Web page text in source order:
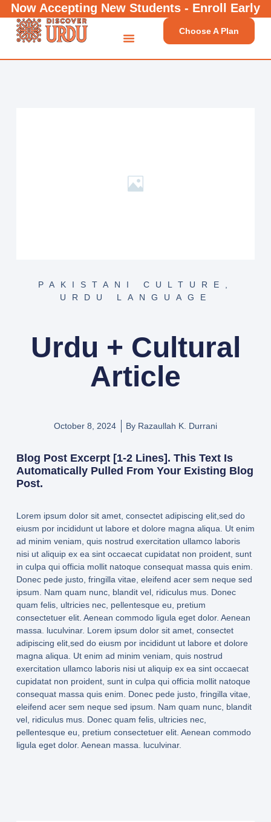
Now Accepting New Students - Enroll Early
Choose A Plan
PAKISTANI CULTURE ,
URDU LANGUAGE
Urdu + Cultural
Article
October 8, 2024 By Razaullah K. Durrani
Blog Post Excerpt [1-2 Lines]. This Text Is
Automatically Pulled From Your Existing Blog
Post.
Lorem ipsum dolor sit amet, consectet adipiscing elit,sed do
eiusm por incididunt ut labore et dolore magna aliqua. Ut enim
ad minim veniam, quis nostrud exercitation ullamco laboris
nisi ut aliquip ex ea sint occaecat cupidatat non proident, sunt
in culpa qui officia mollit natoque consequat massa quis enim.
Donec pede justo, fringilla vitae, eleifend acer sem neque sed
ipsum. Nam quam nunc, blandit vel, ridiculus mus. Donec
quam felis, ultricies nec, pellentesque eu, pretium
consectetuer elit. Aenean commodo ligula eget dolor. Aenean
massa. luculvinar. Lorem ipsum dolor sit amet, consectet
adipiscing elit,sed do eiusm por incididunt ut labore et dolore
magna aliqua. Ut enim ad minim veniam, quis nostrud
exercitation ullamco laboris nisi ut aliquip ex ea sint occaecat
cupidatat non proident, sunt in culpa qui officia mollit natoque
consequat massa quis enim. Donec pede justo, fringilla vitae,
eleifend acer sem neque sed ipsum. Nam quam nunc, blandit
vel, ridiculus mus. Donec quam felis, ultricies nec,
pellentesque eu, pretium consectetuer elit. Aenean commodo
ligula eget dolor. Aenean massa. luculvinar.